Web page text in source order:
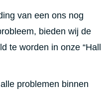
van een ons nog
bieden wij de
te worden in onze “Hall
problemen binnen